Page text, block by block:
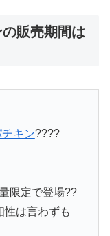
販売期間は
キン????
限定で登場??
性は言わずも